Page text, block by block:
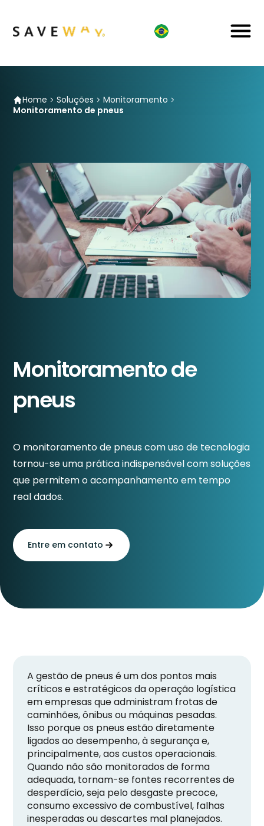
Home Soluções
Monitoramento
Monitoramento de pneus
Monitoramento de
pneus
O monitoramento de pneus com uso de tecnologia
tornou-se uma prática indispensável com soluções
que permitem o acompanhamento em tempo
real dados.
Entre em contato
A gestão de pneus é um dos pontos mais
críticos e estratégicos da operação logística
em empresas que administram frotas de
caminhões, ônibus ou máquinas pesadas.
Isso porque os pneus estão diretamente
ligados ao desempenho, à segurança e,
principalmente, aos custos operacionais.
Quando não são monitorados de forma
adequada, tornam-se fontes recorrentes de
desperdício, seja pelo desgaste precoce,
consumo excessivo de combustível, falhas
inesperadas ou descartes mal planejados.